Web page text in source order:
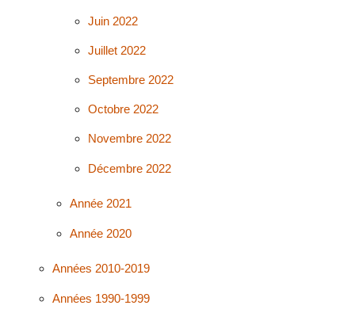
Juin 2022
Juillet 2022
Septembre 2022
Octobre 2022
Novembre 2022
Décembre 2022
Année 2021
Année 2020
Années 2010-2019
Années 1990-1999